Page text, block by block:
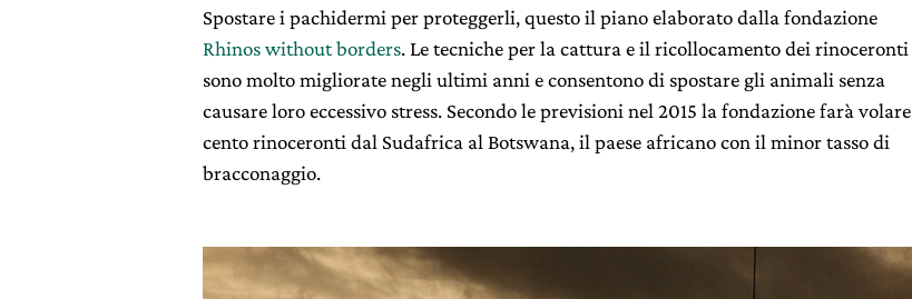
Spostare i pachidermi per proteggerli, questo il piano elaborato dalla fondazione
Rhinos without borders. Le tecniche per la cattura e il ricollocamento dei rinoceronti
sono molto migliorate negli ultimi anni e consentono di spostare gli animali senza
causare loro eccessivo stress. Secondo le previsioni nel 2015 la fondazione farà volare
cento rinoceronti dal Sudafrica al Botswana, il paese africano con il minor tasso di
bracconaggio.